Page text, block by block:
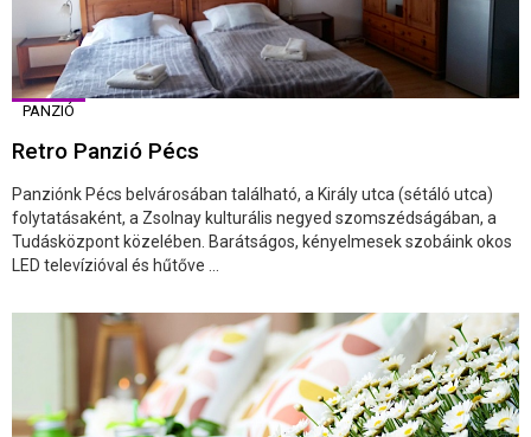
PANZIÓ
Retro Panzió Pécs
Panziónk Pécs belvárosában található, a Király utca (sétáló utca)
folytatásaként, a Zsolnay kulturális negyed szomszédságában, a
Tudásközpont közelében. Barátságos, kényelmesek szobáink okos
LED televízióval és hűtőve ...